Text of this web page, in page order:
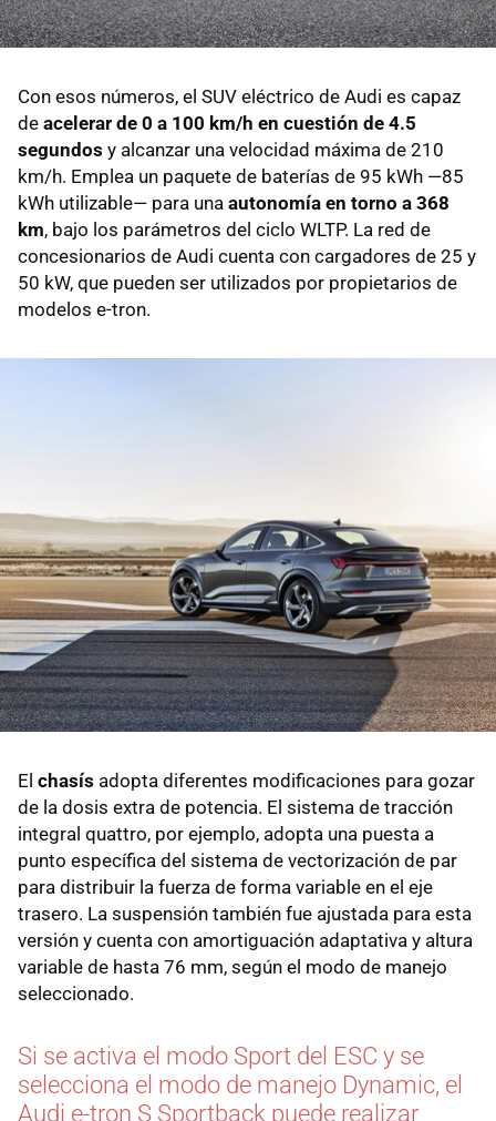
Con esos números, el SUV eléctrico de Audi es capaz
de acelerar de 0 a 100 km/h en cuestión de 4.5
segundos y alcanzar una velocidad máxima de 210
km/h. Emplea un paquete de baterías de 95 kWh —85
kWh utilizable— para una autonomía en torno a 368
km, bajo los parámetros del ciclo WLTP. La red de
concesionarios de Audi cuenta con cargadores de 25 y
50 kW, que pueden ser utilizados por propietarios de
modelos e-tron.
El chasís adopta diferentes modificaciones para gozar
de la dosis extra de potencia. El sistema de tracción
integral quattro, por ejemplo, adopta una puesta a
punto específica del sistema de vectorización de par
para distribuir la fuerza de forma variable en el eje
trasero. La suspensión también fue ajustada para esta
versión y cuenta con amortiguación adaptativa y altura
variable de hasta 76 mm, según el modo de manejo
seleccionado.
Si se activa el modo Sport del ESC y se
selecciona el modo de manejo Dynamic, el
Audi e-tron S Sportback puede realizar